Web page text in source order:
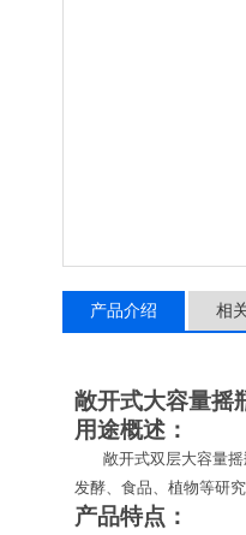
产品介绍 相
敞开式大容量摇
用途概述：
敞开式双层大容量
发酵、食品、植物等研
产品特点：